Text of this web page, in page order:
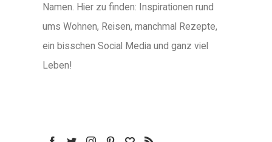
Namen. Hier zu finden: Inspirationen rund
ums Wohnen, Reisen, manchmal Rezepte,
ein bisschen Social Media und ganz viel
Leben!